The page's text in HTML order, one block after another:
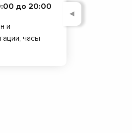
до 20:00
и
часы
◄